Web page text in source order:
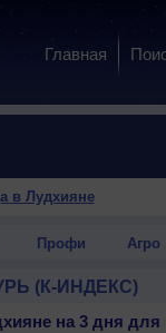
Главная
в Лудхияне
Профи Агро
(К-ИНДЕКС)
на 3 дня